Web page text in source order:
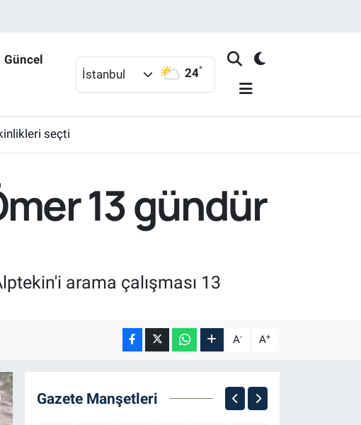
Güncel
İstanbul 24°
seçti
13 gündür
arama çalışması 13
A- A+
Gazete Manşetleri